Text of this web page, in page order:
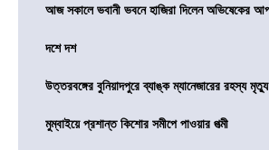
আজ সকালে ভবানী ভবনে হাজিরা দিলেন অভিষেকের
দশে দশ
উত্তরবঙ্গের বুনিয়াদপুরে ব্যাঙ্ক ম্যানেজারের রহস্য মৃত্যু
মুম্বাইয়ে প্রশান্ত কিশোর সমীপে পাওয়ার পত্মী